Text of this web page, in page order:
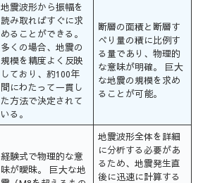
地震波形から振幅を
読み取ればすぐに求
めることができる。
多くの場合、地震の
規模を精度よく反映
しており、約100年
間にわたって一貫し
た方法で決定されて
いる。
断層の面積と断層す
べり量の積に比例す
る量であり、物理的
な意味が明確。 巨大
な地震の規模を求め
ることが可能。
経験式で物理的な意
味が曖昧。 巨大な地
地震波形全体を詳細
に分析する必要があ
るため、地震発生直
後に迅速に計算する